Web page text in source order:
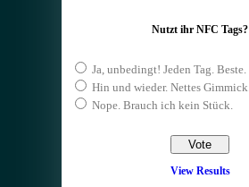
Nutzt ihr NFC Tags?
Ja, unbedingt! Jeden Tag. Beste.
Hin und wieder. Nettes Gimmick.
Nope. Brauch ich kein Stück.
View Results